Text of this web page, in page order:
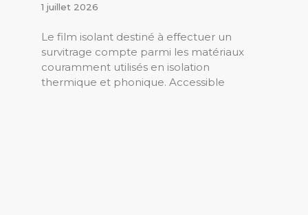
1 juillet 2026
Le film isolant destiné à effectuer un
survitrage compte parmi les matériaux
couramment utilisés en isolation
thermique et phonique. Accessible